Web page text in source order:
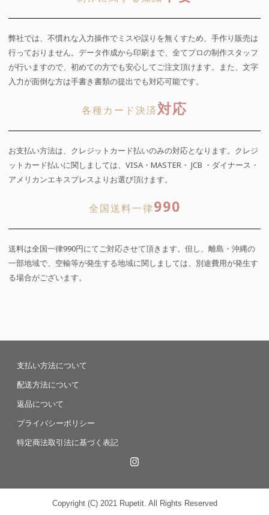
弊社では、不慣れな入力操作でミスや誤りを無くすため、手作り販売は
行っておりません。データ作成から印刷まで、全てプロの制作スタッフ
が行いますので、初めての方でも安心してご注文頂けます。また、文字
入力が面倒な方は手書き書類の提出でも対応可能です。
各種カード決済対応
お支払い方法は、クレジットカード払いのみの対応となります。クレジ
ットカード払いに関しましては、VISA・MASTER・ JCB ・ダイナース・
アメリカンエキスプレスよりお選び頂けます。
全国送料一律990
送料は全国一律990円にてご対応させて頂きます。但し、離島・沖縄の
一部地域で、空輸等が発生する地域に関しましては、別途費用が発生す
る場合がございます。
支払い方法について
配送方法について
返品について
プライバシーポリシー
特定商法取引法に基づく表記
Copyright (C) 2021 Rupetit. All Rights Reserved